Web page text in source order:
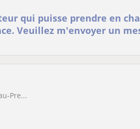
qui puisse prendre en
Veuillez m'envoyer un
Pre...